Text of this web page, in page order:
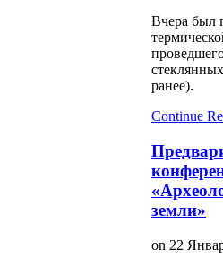
Вчера был
ранее).
Continue
земли»
on 22